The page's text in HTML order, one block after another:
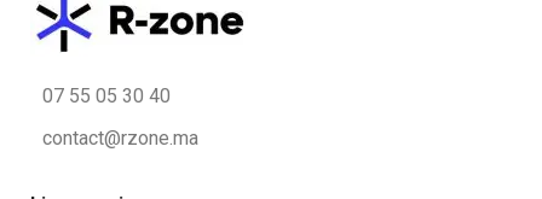
07 55 05 30 40
contact@rzone.ma